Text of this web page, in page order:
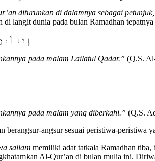
diturunkan di dalamnya sebagai
di langit dunia pada bulan Ramadhan
إِنَّآ
pada malam Lailatul Qadar.” (Q.S.
pada malam yang diberkahi.” (Q.S.
berangsur-angsur sesuai peristiwa-peristiwa
sallam memiliki adat tatkala Ramadhan
Al-Qur’an di bulan mulia ini.